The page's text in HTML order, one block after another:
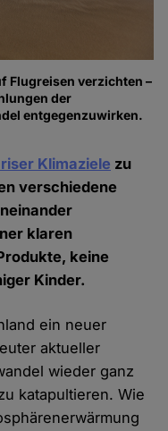
Flugreisen verzichten –
der
entgegenzuwirken.
Klimaziele zu
verschiedene
klaren
keine
Kinder.
ein neuer
aktueller
wieder ganz
katapultieren. Wie